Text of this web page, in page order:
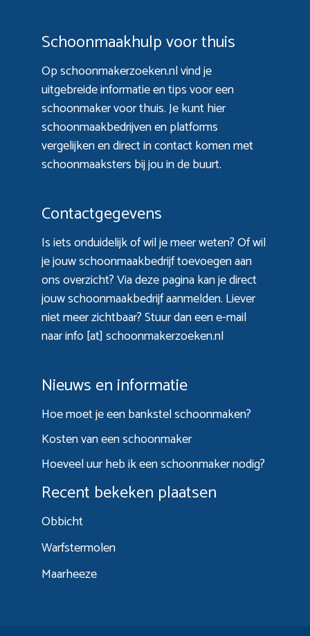
Schoonmaakhulp voor thuis
Op schoonmakerzoeken.nl vind je
uitgebreide informatie en tips voor een
schoonmaker voor thuis. Je kunt hier
schoonmaakbedrijven en platforms
vergelijken en direct in contact komen met
schoonmaaksters bij jou in de buurt.
Contactgegevens
Is iets onduidelijk of wil je meer weten? Of wil
je jouw schoonmaakbedrijf toevoegen aan
ons overzicht? Viadeze paginakan je direct
jouw schoonmaakbedrijf aanmelden. Liever
niet meer zichtbaar? Stuur dan een e-mail
naar info [at] schoonmakerzoeken.nl
Nieuws en informatie
Hoe moet je een bankstel schoonmaken?
Kosten van een schoonmaker
Hoeveel uur heb ik een schoonmaker nodig?
Recent bekeken plaatsen
Obbicht
Warfstermolen
Maarheeze